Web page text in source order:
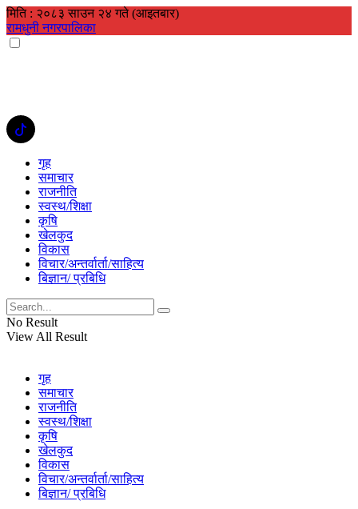
मिति : २०८३ साउन २४ गते (आइतबार)
रामधुनी नगरपालिका
गृह
समाचार
राजनीति
स्वस्थ/शिक्षा
कृषि
खेलकुद
विकास
विचार/अन्तर्वार्ता/साहित्य
बिज्ञान/ प्रबिधि
No Result
View All Result
गृह
समाचार
राजनीति
स्वस्थ/शिक्षा
कृषि
खेलकुद
विकास
विचार/अन्तर्वार्ता/साहित्य
बिज्ञान/ प्रबिधि